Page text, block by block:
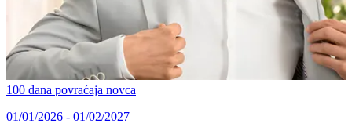
100 dana povraćaja novca
01/01/2026 - 01/02/2027